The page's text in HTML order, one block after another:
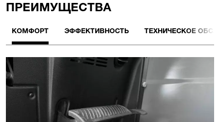
ПРЕИМУЩЕСТВА
КОМФОРТ ЭФФЕКТИВНОСТЬ ТЕХНИЧЕСКОЕ